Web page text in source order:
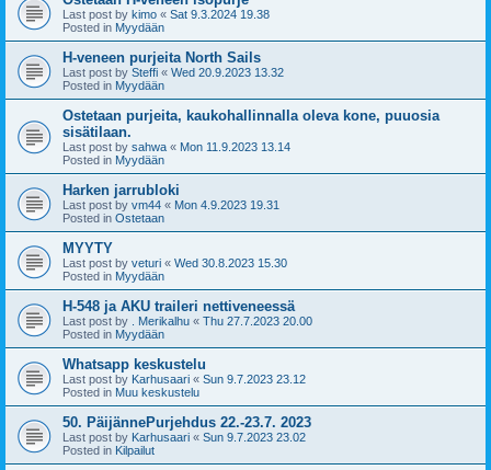
Last post by kimo « Sat 9.3.2024 19.38
Posted in Myydään
H-veneen purjeita North Sails
Last post by Steffi « Wed 20.9.2023 13.32
Posted in Myydään
Ostetaan purjeita, kaukohallinnalla oleva kone, puuosia
sisätilaan.
Last post by sahwa « Mon 11.9.2023 13.14
Posted in Myydään
Harken jarrubloki
Last post by vm44 « Mon 4.9.2023 19.31
Posted in Ostetaan
MYYTY
Last post by veturi « Wed 30.8.2023 15.30
Posted in Myydään
H-548 ja AKU traileri nettiveneessä
Last post by . Merikalhu « Thu 27.7.2023 20.00
Posted in Myydään
Whatsapp keskustelu
Last post by Karhusaari « Sun 9.7.2023 23.12
Posted in Muu keskustelu
50. PäijännePurjehdus 22.-23.7. 2023
Last post by Karhusaari « Sun 9.7.2023 23.02
Posted in Kilpailut